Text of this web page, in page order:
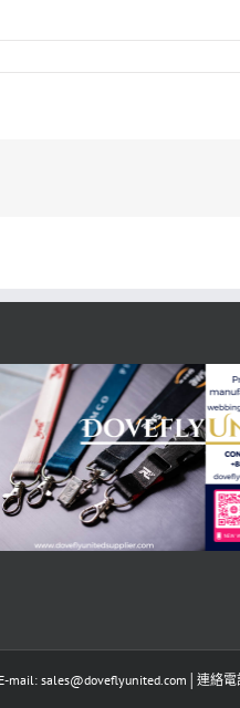
sales@doveflyunited.com│連絡